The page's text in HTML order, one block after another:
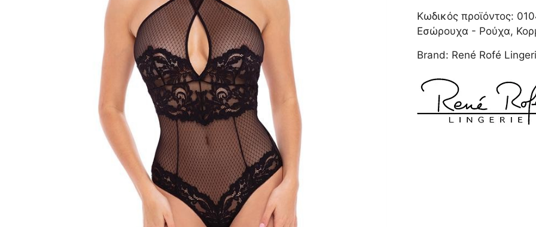
TEDDY
BLACK
ποσότητα
Κωδικός προϊόντος:
Εσώρουχα - Ρούχα,
Brand: René Rofé